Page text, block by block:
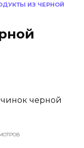
ИЗ ЧЕРНОЙ